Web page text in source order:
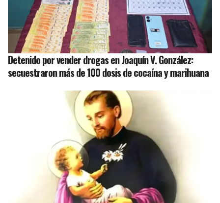
Detenido por vender drogas en Joaquín V. González:
secuestraron más de 100 dosis de cocaína y marihuana